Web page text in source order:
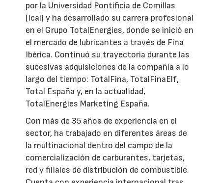
por la Universidad Pontificia de Comillas
(Icai) y ha desarrollado su carrera profesional
en el Grupo TotalEnergies, donde se inició en
el mercado de lubricantes a través de Fina
Ibérica. Continuó su trayectoria durante las
sucesivas adquisiciones de la compañía a lo
largo del tiempo: TotalFina, TotalFinaElf,
Total España y, en la actualidad,
TotalEnergies Marketing España.
Con más de 35 años de experiencia en el
sector, ha trabajado en diferentes áreas de
la multinacional dentro del campo de la
comercialización de carburantes, tarjetas,
red y filiales de distribución de combustible.